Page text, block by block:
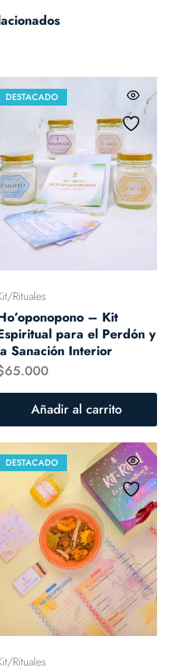
DESTACADO
Rituales
– Kit
para el Perdón y
Sanación Interior
65.000
Añadir al carrito
DESTACADO
Rituales